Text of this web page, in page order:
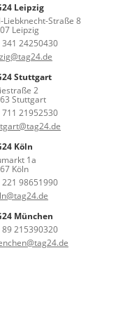
Leipzig
Liebknecht-Straße 8
Leipzig
341 24250430
Stuttgart
2
Stuttgart
711 21952530
Köln
1a
Köln
221 98651990
München
89 215390320